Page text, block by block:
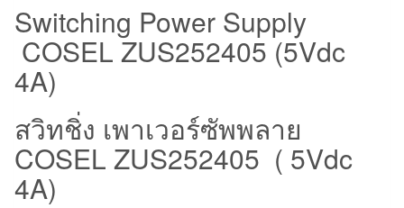
Switching Power Supply
COSEL ZUS252405 (5Vdc
4A)
สวิทชิ่ง เพาเวอร์ซัพพลาย
COSEL ZUS252405 ( 5Vdc
4A)